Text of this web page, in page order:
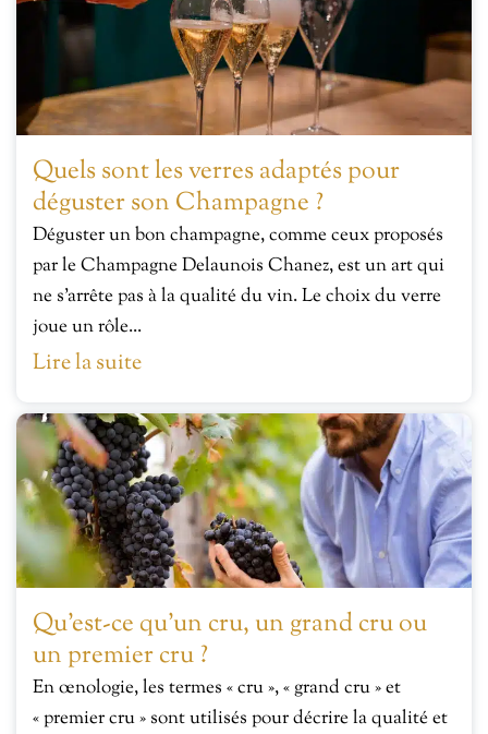
Quels sont les verres adaptés pour
déguster son Champagne ?
Déguster un bon champagne, comme ceux proposés
par le Champagne Delaunois Chanez, est un art qui
ne s’arrête pas à la qualité du vin. Le choix du verre
joue un rôle...
Lire la suite
Qu’est-ce qu’un cru, un grand cru ou
un premier cru ?
En œnologie, les termes « cru », « grand cru » et
« premier cru » sont utilisés pour décrire la qualité et